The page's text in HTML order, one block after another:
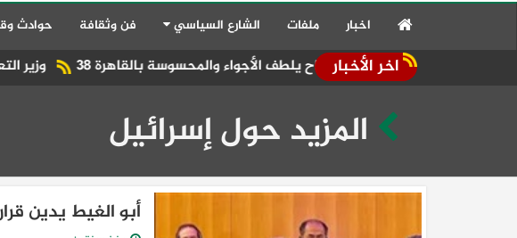
اخبار ملفات الشارع السياسي فن وثقافة حوادث
اخر الأخبار وزير التعليم يشارك في مراسم إحياء الذكرى ونشاط رياح يلطف الأجواء والمحسوسة بالقاهرة 38
المزيد حول إسرائيل
أبو الغيط يدين